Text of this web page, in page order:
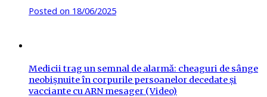
Posted on 18/06/2025
Medicii trag un semnal de alarmă: cheaguri de sânge
neobișnuite în corpurile persoanelor decedate și
vacciante cu ARN mesager (Video)